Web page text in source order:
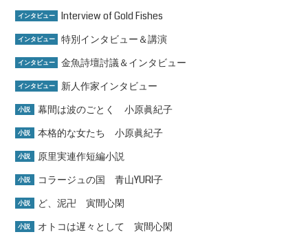
インタビュー Interview of Gold Fishes
インタビュー 特別インタビュー＆講演
インタビュー 金魚詩壇討議＆インタビュー
インタビュー 新人作家インタビュー
小説 幕間は波のごとく 小原眞紀子
小説 本格的な女たち 小原眞紀子
小説 原里実連作短編小説
小説 コラージュの国 青山YURI子
小説 ど、泥卍 寅間心閑
小説 オトコは遅々として 寅間心閑